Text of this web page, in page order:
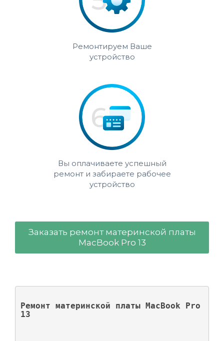
Ремонтируем Ваше
устройство
Вы оплачиваете успешный
ремонт и забираете рабочее
устройство
Заказать ремонт материнской платы
MacBook Pro 13
Ремонт материнской платы MacBook Pro
13